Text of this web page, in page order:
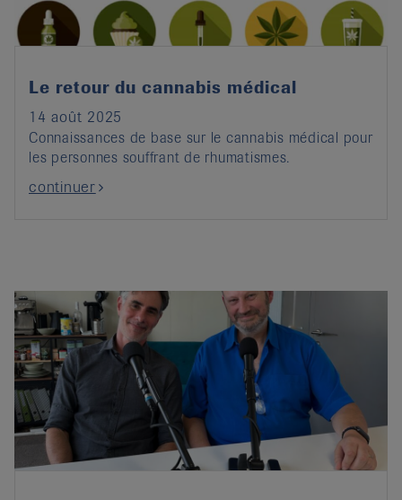
Le retour du cannabis médical
14 août 2025
Connaissances de base sur le cannabis médical pour
les personnes souffrant de rhumatismes.
continuer